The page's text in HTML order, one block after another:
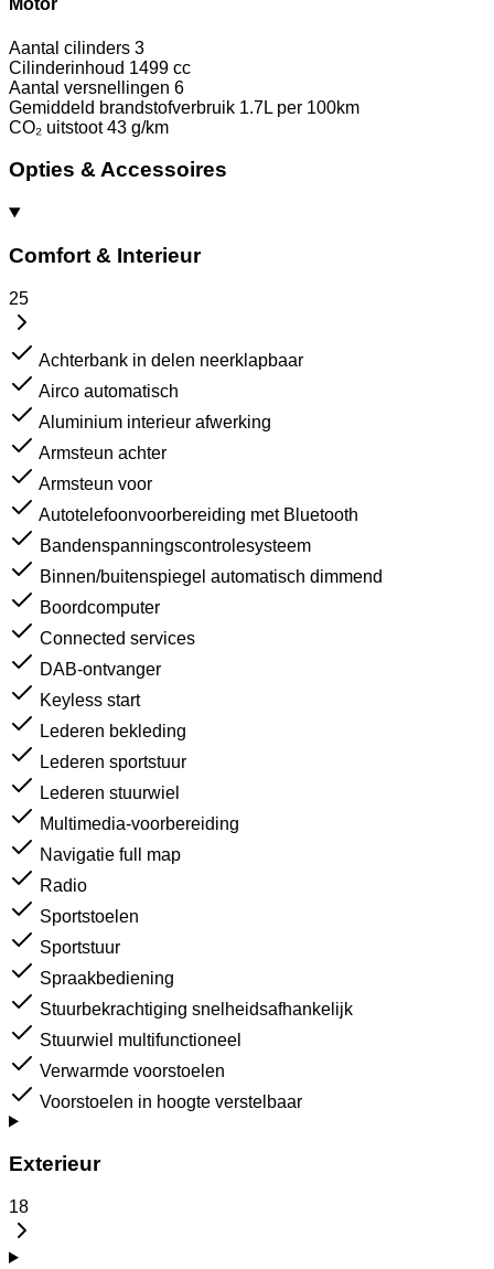
Motor
Aantal cilinders 3
Cilinderinhoud 1499 cc
Aantal versnellingen 6
Gemiddeld brandstofverbruik 1.7L per 100km
CO₂ uitstoot 43 g/km
Opties & Accessoires
Comfort & Interieur
25
Achterbank in delen neerklapbaar
Airco automatisch
Aluminium interieur afwerking
Armsteun achter
Armsteun voor
Autotelefoonvoorbereiding met Bluetooth
Bandenspanningscontrolesysteem
Binnen/buitenspiegel automatisch dimmend
Boordcomputer
Connected services
DAB-ontvanger
Keyless start
Lederen bekleding
Lederen sportstuur
Lederen stuurwiel
Multimedia-voorbereiding
Navigatie full map
Radio
Sportstoelen
Sportstuur
Spraakbediening
Stuurbekrachtiging snelheidsafhankelijk
Stuurwiel multifunctioneel
Verwarmde voorstoelen
Voorstoelen in hoogte verstelbaar
Exterieur
18